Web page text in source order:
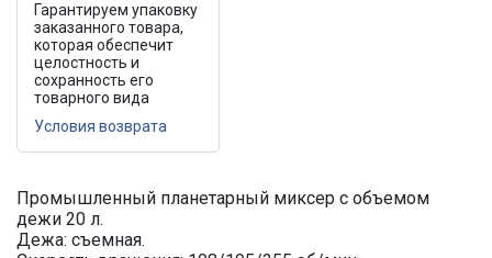
Гарантируем упаковку
заказанного товара,
которая обеспечит
целостность и
сохранность его
товарного вида
Условия возврата
Промышленный планетарный миксер с объемом
дежи 20 л.
Дежа: съемная.